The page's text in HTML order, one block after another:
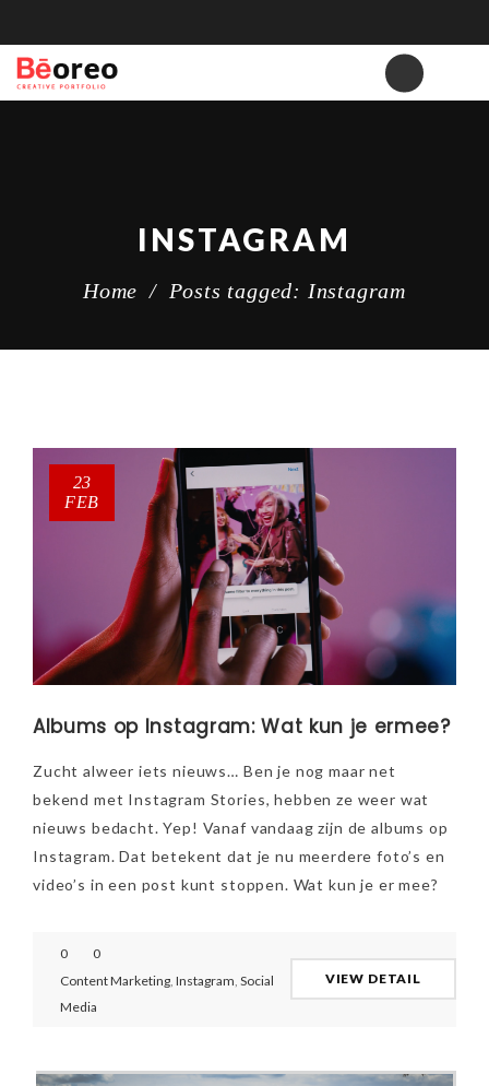
INSTAGRAM
Home / Posts tagged: Instagram
23
FEB
Albums op Instagram: Wat kun je ermee?
Zucht alweer iets nieuws… Ben je nog maar net
bekend met Instagram Stories, hebben ze weer wat
nieuws bedacht. Yep! Vanaf vandaag zijn de albums op
Instagram. Dat betekent dat je nu meerdere foto’s en
video’s in een post kunt stoppen. Wat kun je er mee?
0
0
Content Marketing Instagram Social
Media
VIEW DETAIL